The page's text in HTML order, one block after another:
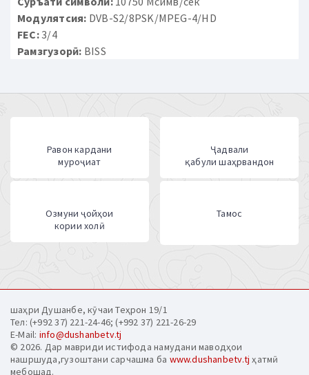
Модулятсия: DVB-S2/8PSK/MPEG-4/HD
FEC:3/4
Рамзгузорӣ: BISS
Равон кардани
муроҷиат
Ҷадвали
қабули шаҳрвандон
Озмуни ҷойҳои
кории холӣ
Тамос
шаҳри Душанбе, кӯчаи Теҳрон 19/1
Тел: (+992 37) 221-24-46; (+992 37) 221-26-29
E-Mail: info@dushanbetv.tj
© 2026. Дар мавриди истифода намудани маводҳои
нашршуда,гузоштани сарчашма ба www.dushanbetv.tj ҳатмӣ
мебошад.